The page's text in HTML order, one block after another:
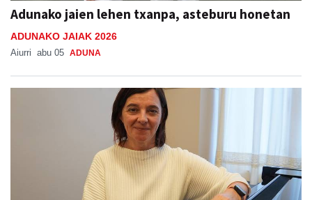
Adunako jaien lehen txanpa, asteburu honetan
ADUNAKO JAIAK 2026
Aiurri abu 05 ADUNA